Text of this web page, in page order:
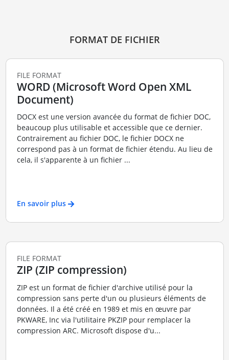
FORMAT DE FICHIER
FILE FORMAT
WORD (Microsoft Word Open XML
Document)
DOCX est une version avancée du format de fichier DOC,
beaucoup plus utilisable et accessible que ce dernier.
Contrairement au fichier DOC, le fichier DOCX ne
correspond pas à un format de fichier étendu. Au lieu de
cela, il s'apparente à un fichier ...
En savoir plus
FILE FORMAT
ZIP (ZIP compression)
ZIP est un format de fichier d'archive utilisé pour la
compression sans perte d'un ou plusieurs éléments de
données. Il a été créé en 1989 et mis en œuvre par
PKWARE, Inc via l'utilitaire PKZIP pour remplacer la
compression ARC. Microsoft dispose d'u...